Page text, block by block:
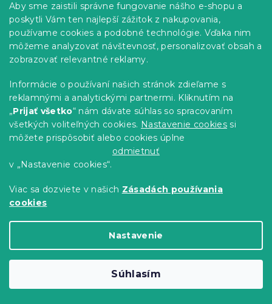
Aby sme zaistili správne fungovanie nášho e-shopu a
poskytli Vám ten najlepší zážitok z nakupovania,
používame cookies a podobné technológie. Vďaka nim
môžeme analyzovať návštevnosť, personalizovať obsah a
zobrazovať relevantné reklamy.
Informácie o používaní našich stránok zdieľame s
reklamnými a analytickými partnermi. Kliknutím na
„Prijať všetko“ nám dávate súhlas so spracovaním
všetkých voliteľných cookies. Nastavenie cookies si
môžete prispôsobiť alebo cookies úplne
odmietnuť
v „Nastavenie cookies“.
Viac sa dozviete v našich Zásadách používania
cookies
Nastavenie
Súhlasím
11.70 € Do Košíka
-10 % s kódom:
MINUS10
PREŠÍVANÝ 140x200 cm